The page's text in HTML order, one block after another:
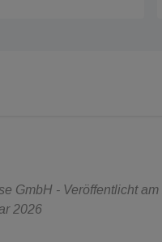
GmbH - Veröffentlicht
2026